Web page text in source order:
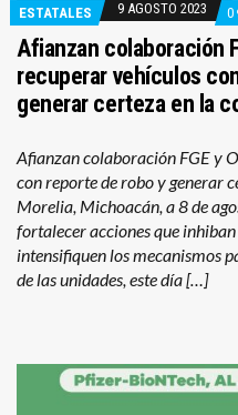
ESTATALES 9 AGOSTO 2023 0
Afianzan colaboración
recuperar vehículos
generar certeza en la
Afianzan colaboración FGE y
con reporte de robo y generar
Morelia, Michoacán, a 8 de
fortalecer acciones que
intensifiquen los mecanismos
de las unidades, este día […]